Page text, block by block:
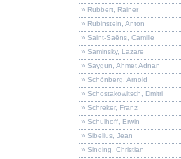
» Rubbert, Rainer
» Rubinstein, Anton
» Saint-Saëns, Camille
» Saminsky, Lazare
» Saygun, Ahmet Adnan
» Schönberg, Arnold
» Schostakowitsch, Dmitri
» Schreker, Franz
» Schulhoff, Erwin
» Sibelius, Jean
» Sinding, Christian